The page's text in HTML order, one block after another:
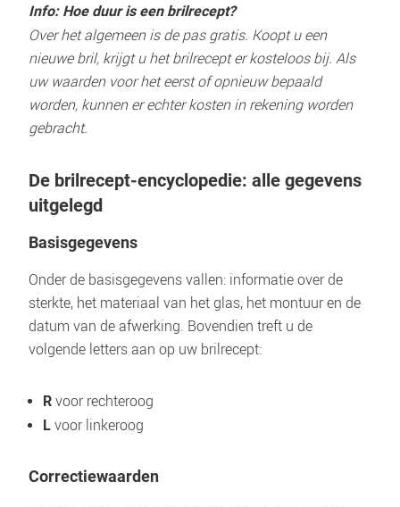
Info: Hoe duur is een brilrecept?
Over het algemeen is de pas gratis. Koopt u een
nieuwe bril, krijgt u het brilrecept er kosteloos bij. Als
uw waarden voor het eerst of opnieuw bepaald
worden, kunnen er echter kosten in rekening worden
gebracht.
De brilrecept-encyclopedie: alle gegevens
uitgelegd
Basisgegevens
Onder de basisgegevens vallen: informatie over de
sterkte, het materiaal van het glas, het montuur en de
datum van de afwerking. Bovendien treft u de
R voor rechteroog
L
Correctiewaarden